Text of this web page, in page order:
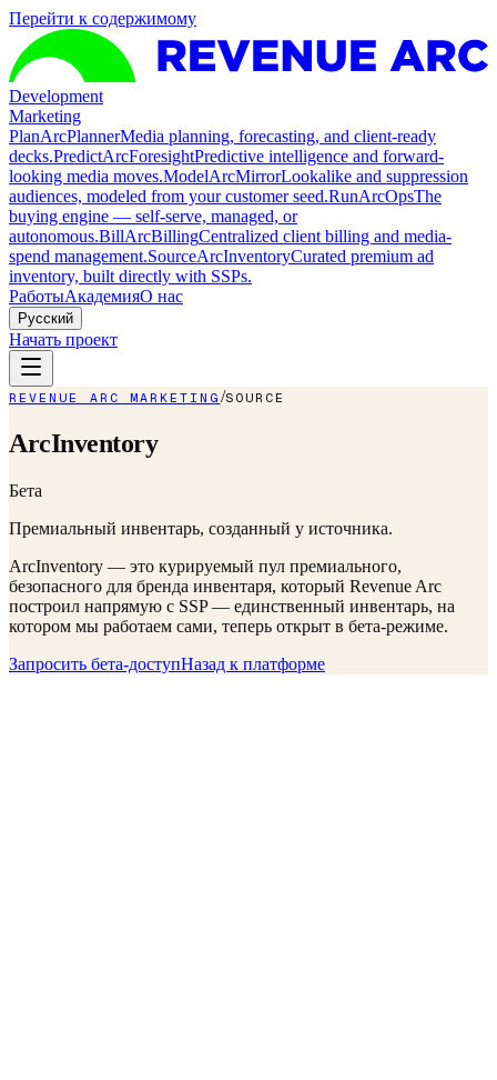
Перейти к содержимому
Development
Marketing
PlanArcPlannerMedia planning, forecasting, and client-ready
decks.PredictArcForesightPredictive intelligence and forward-
looking media moves.ModelArcMirrorLookalike and suppression
audiences, modeled from your customer seed.RunArcOpsThe
buying engine — self-serve, managed, or
autonomous.BillArcBillingCentralized client billing and media-
spend management.SourceArcInventoryCurated premium ad
inventory, built directly with SSPs.
РаботыАкадемияО нас
Русский
Начать проект
REVENUE ARC MARKETING /SOURCE
ArcInventory
Бета
Премиальный инвентарь, созданный у источника.
ArcInventory — это курируемый пул премиального,
безопасного для бренда инвентаря, который Revenue Arc
построил напрямую с SSP — единственный инвентарь, на
котором мы работаем сами, теперь открыт в бета-режиме.
Запросить бета-доступНазад к платформе